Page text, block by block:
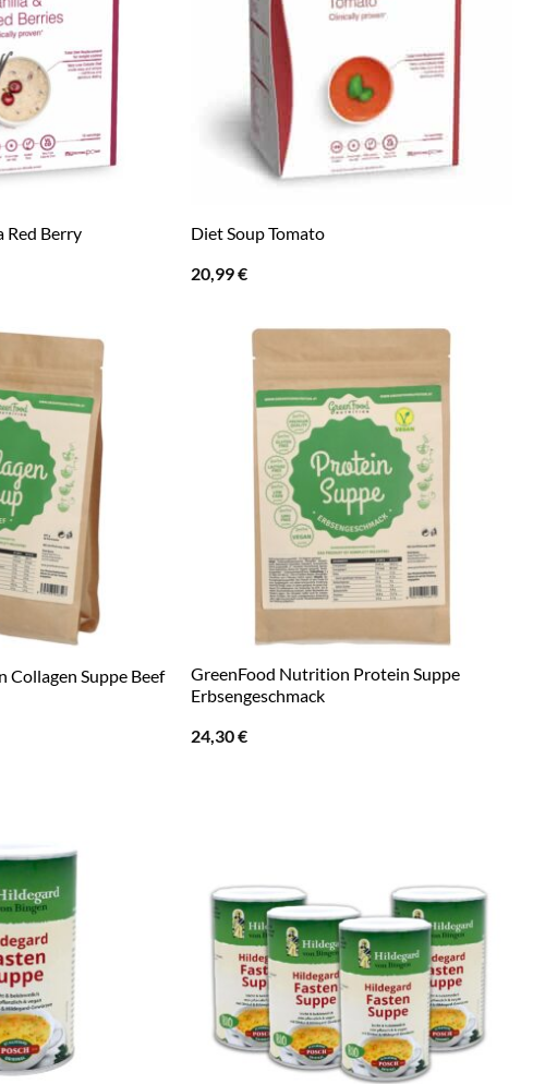
Red Berry
Diet Soup Tomato
20,99€
Suppe Beef
GreenFood Nutrition Protein Suppe
Erbsengeschmack
24,30€